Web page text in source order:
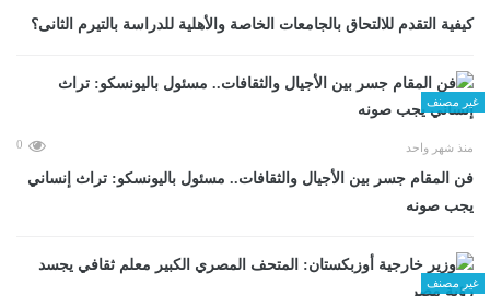
كيفية التقدم للالتحاق بالجامعات الخاصة والأهلية للدراسة بالتيرم الثانى؟
غير مصنف
منذ شهر واحد 0
فن المقام جسر بين الأجيال والثقافات.. مسئول باليونسكو: تراث إنساني
يجب صونه
غير مصنف